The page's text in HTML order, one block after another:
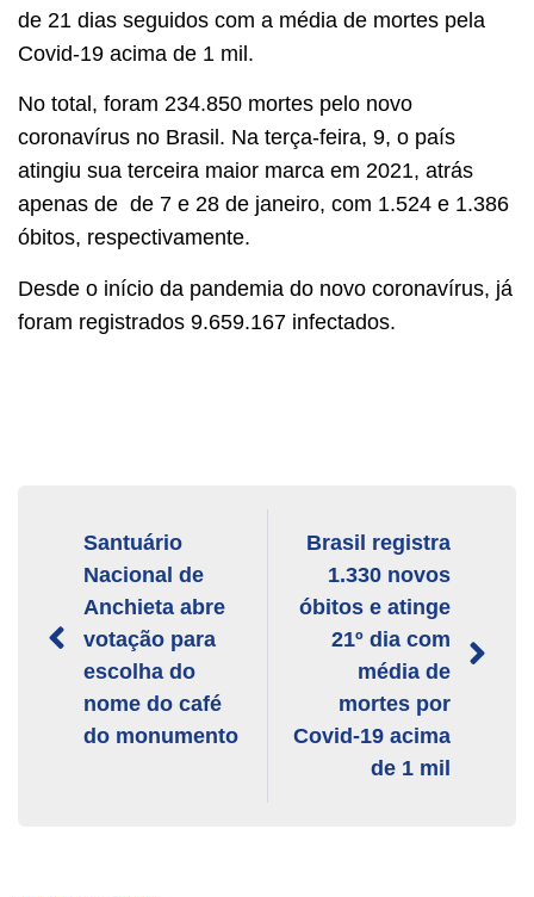
de 21 dias seguidos com a média de mortes pela
Covid-19 acima de 1 mil.
No total, foram 234.850 mortes pelo novo
coronavírus no Brasil. Na terça-feira, 9, o país
atingiu sua terceira maior marca em 2021, atrás
apenas de de 7 e 28 de janeiro, com 1.524 e 1.386
óbitos, respectivamente.
Desde o início da pandemia do novo coronavírus, já
foram registrados 9.659.167 infectados.
Santuário
Nacional de
Anchieta abre
votação para
escolha do
nome do café
do monumento
Brasil registra
1.330 novos
óbitos e atinge
21º dia com
média de
mortes por
Covid-19 acima
de 1 mil